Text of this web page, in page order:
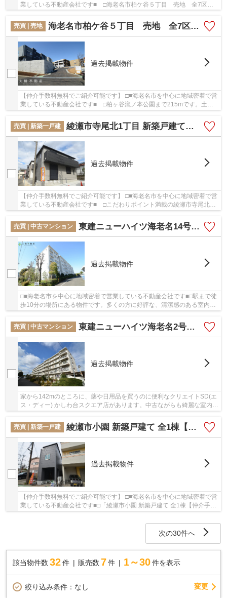
業している不動産会社です■ □海老名市柏ケ谷５丁目 売地 全7区画
売買 | 売地
海老名市柏ケ谷５丁目 売地 全7区画【仲介手数料無料】
過去掲載物件
【仲介手数料無料でご紹介可能です】 □■海老名市を中心に地域密着で営
業している不動産会社です■ □柏ヶ谷瀧ノ本公園まで215mです。土地
売買 | 新築一戸建
綾瀬市寺尾北1丁目 新築戸建て 全２棟【仲介手数料無料】
過去掲載物件
【仲介手数料無料でご紹介可能です】 □■海老名市を中心に地域密着で営
業している不動産会社です■ □こだわりポイント満載の綾瀬市寺尾北1
売買 | 中古マンション
東建ニューハイツ海老名14号棟 5階4LDK リフォーム済み
過去掲載物件
□■海老名市を中心に地域密着で営業している不動産会社です■□駅まで徒
歩10分の場所にある物件です。多くの方に好評な、清潔感のある室内が
売買 | 中古マンション
東建ニューハイツ海老名2号棟 4階4LDK リフォーム済み
過去掲載物件
家から142mのところに、薬や日用品を買うのに便利なクリエイトSD(エ
ス・ディー) かしわ台スクエア店があります。中古ながらも綺麗な室内と
売買 | 新築一戸建
綾瀬市小園 新築戸建て 全1棟【仲介手数料無料】
過去掲載物件
【仲介手数料無料でご紹介可能です】 □■海老名市を中心に地域密着で営
業している不動産会社です■□「綾瀬市小園 新築戸建て 全1棟【仲介手数
料無料】」の物件情報をお探しならお気軽に...
次の30件へ
該当物件数 32件 販売数 7 件 1～30 件を表示
絞り込み条件： なし 変更